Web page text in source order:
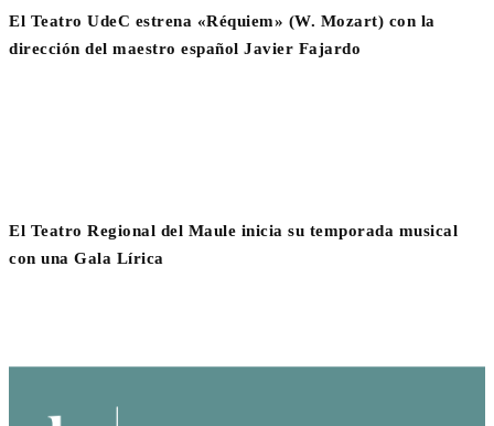
El Teatro UdeC estrena «Réquiem» (W. Mozart) con la
dirección del maestro español Javier Fajardo
El Teatro Regional del Maule inicia su temporada musical
con una Gala Lírica